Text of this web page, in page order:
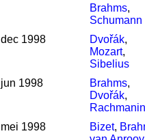
Brahms,
Schumann
dec 1998 Dvořák,
Mozart,
Sibelius
jun 1998 Brahms,
Dvořák,
mei 1998 Bizet,